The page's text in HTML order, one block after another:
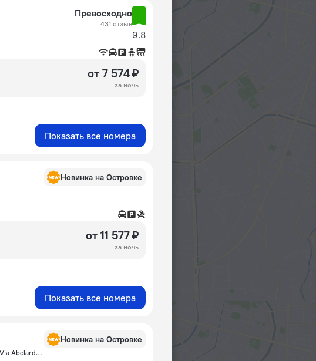
Превосходно
431 отзыв
9,8
от 7 574 ₽
за ночь
Показать все номера
Новинка на Островке
от 11 577 ₽
за ночь
Показать все номера
Via Abelardo Pietro 8 73010 Porto Cesareo,Via Abelardo Pietro, Порто Чезарео
Новинка на Островке